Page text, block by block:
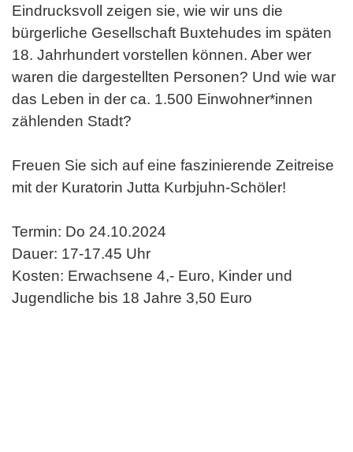
Eindrucksvoll zeigen sie, wie wir uns die
bürgerliche Gesellschaft Buxtehudes im späten
18. Jahrhundert vorstellen können. Aber wer
waren die dargestellten Personen? Und wie war
das Leben in der ca. 1.500 Einwohner*innen
zählenden Stadt?
Freuen Sie sich auf eine faszinierende Zeitreise
mit der Kuratorin Jutta Kurbjuhn-Schöler!
Termin: Do 24.10.2024
Dauer: 17-17.45 Uhr
Kosten: Erwachsene 4,- Euro, Kinder und
Jugendliche bis 18 Jahre 3,50 Euro